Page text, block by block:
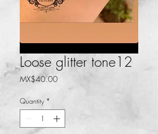
Loose glitter tone12
MX$40.00Price
Quantity *